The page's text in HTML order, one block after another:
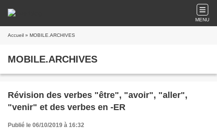
MENU
Accueil » MOBILE.ARCHIVES
MOBILE.ARCHIVES
Révision des verbes "être", "avoir", "aller",
"venir" et des verbes en -ER
Publié le 06/10/2019 à 16:32